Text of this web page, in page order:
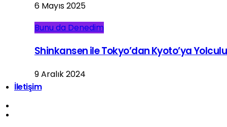
6 Mayıs 2025
Bunu da Denedim
Shinkansen ile Tokyo’dan Kyoto’ya
9 Aralık 2024
İletişim